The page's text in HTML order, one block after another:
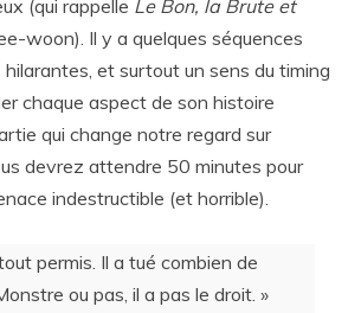
(qui rappelle Le Bon, la Brute et
woon). Il y a quelques séquences
hilarantes, et surtout un sens du timing
chaque aspect de son histoire
qui change notre regard sur
devrez attendre 50 minutes pour
indestructible (et horrible).
permis. Il a tué combien de
ou pas, il a pas le droit. »